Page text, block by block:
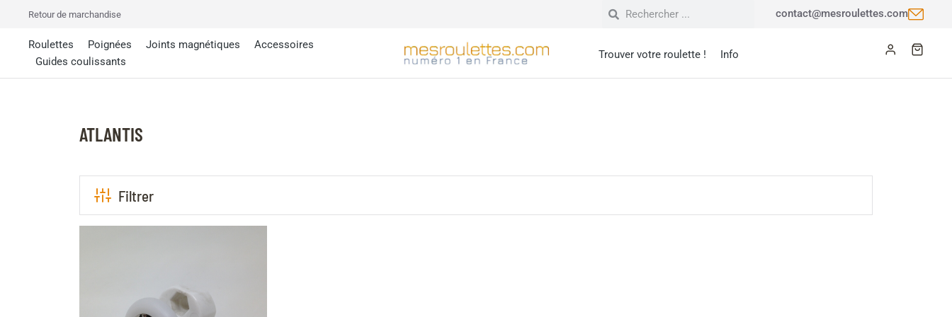
Retour de marchandise contact@mesroulettes.com
Roulettes Poignées Joints magnétiques
Accessoires
Guides coulissants
Trouver votre roulette ! Info
ATLANTIS
Filtrer